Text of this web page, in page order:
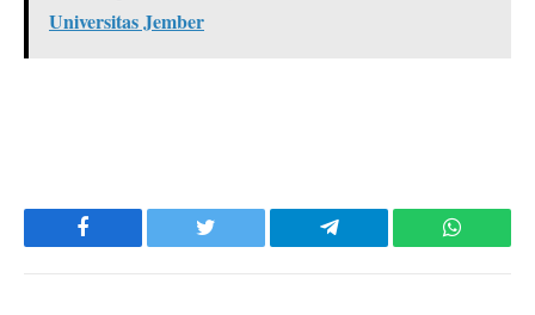
Universitas Jember
Facebook Twitter Telegram